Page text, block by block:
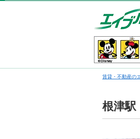
賃貸・不動産の
根津駅